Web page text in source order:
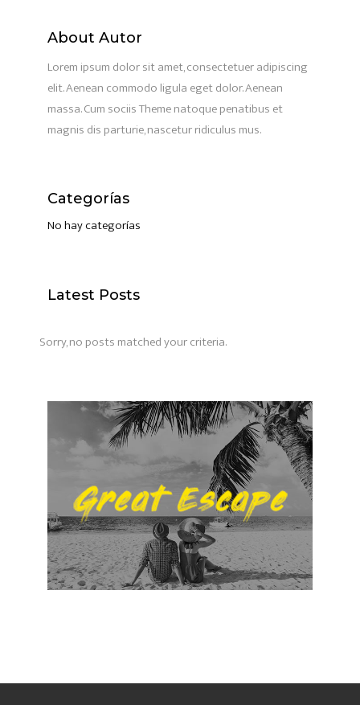
About Autor
Lorem ipsum dolor sit amet, consectetuer adipiscing
elit. Aenean commodo ligula eget dolor. Aenean
massa. Cum sociis Theme natoque penatibus et
magnis dis parturie, nascetur ridiculus mus.
Categorías
No hay categorías
Latest Posts
Sorry, no posts matched your criteria.